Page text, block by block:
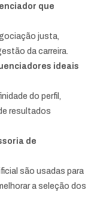
que
justa,
da carreira.
ideais
do perfil,
resultados
de
são usadas para
a seleção dos